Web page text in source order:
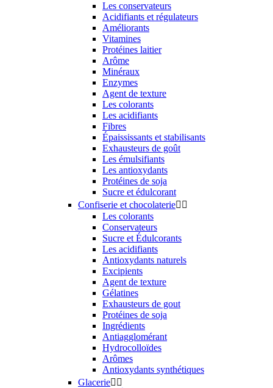
Les conservateurs
Acidifiants et régulateurs
Améliorants
Vitamines
Protéines laitier
Arôme
Minéraux
Enzymes
Agent de texture
Les colorants
Les acidifiants
Fibres
Épaississants et stabilisants
Exhausteurs de goût
Les émulsifiants
Les antioxydants
Protéines de soja
Sucre et édulcorant
Confiserie et chocolaterie 
Les colorants
Conservateurs
Sucre et Édulcorants
Les acidifiants
Antioxydants naturels
Excipients
Agent de texture
Gélatines
Exhausteurs de gout
Protéines de soja
Ingrédients
Antiagglomérant
Hydrocolloïdes
Arômes
Antioxydants synthétiques
Glacerie 